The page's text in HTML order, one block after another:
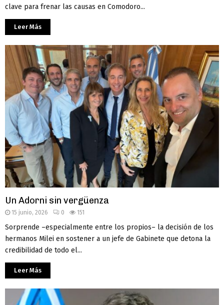
clave para frenar las causas en Comodoro...
Leer Más
Un Adorni sin vergüenza
15 junio, 2026 0 151
Sorprende –especialmente entre los propios– la decisión de los
hermanos Milei en sostener a un jefe de Gabinete que detona la
credibilidad de todo el...
Leer Más